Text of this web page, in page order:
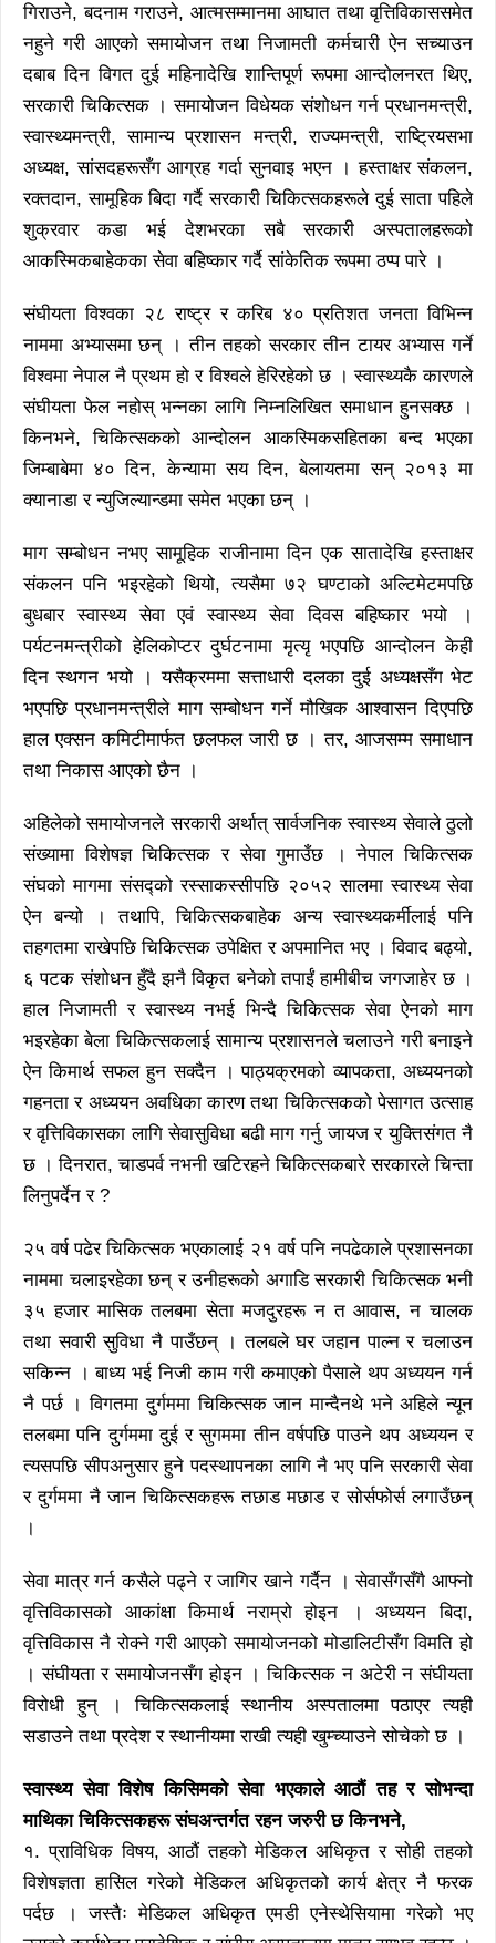
गिराउने, बदनाम गराउने, आत्मसम्मानमा आघात तथा वृत्तिविकाससमेत
नहुने गरी आएको समायोजन तथा निजामती कर्मचारी ऐन सच्याउन
दबाब दिन विगत दुई महिनादेखि शान्तिपूर्ण रूपमा आन्दोलनरत थिए,
सरकारी चिकित्सक । समायोजन विधेयक संशोधन गर्न प्रधानमन्त्री,
स्वास्थ्यमन्त्री, सामान्य प्रशासन मन्त्री, राज्यमन्त्री, राष्ट्रियसभा
अध्यक्ष, सांसदहरूसँग आग्रह गर्दा सुनवाइ भएन । हस्ताक्षर संकलन,
रक्तदान, सामूहिक बिदा गर्दै सरकारी चिकित्सकहरूले दुई साता पहिले
शुक्रवार कडा भई देशभरका सबै सरकारी अस्पतालहरूको
आकस्मिकबाहेकका सेवा बहिष्कार गर्दै सांकेतिक रूपमा ठप्प पारे ।
संघीयता विश्वका २८ राष्ट्र र करिब ४० प्रतिशत जनता विभिन्न
नाममा अभ्यासमा छन् । तीन तहको सरकार तीन टायर अभ्यास गर्ने
विश्वमा नेपाल नै प्रथम हो र विश्वले हेरिरहेको छ । स्वास्थ्यकै कारणले
संघीयता फेल नहोस् भन्नका लागि निम्नलिखित समाधान हुनसक्छ ।
किनभने, चिकित्सकको आन्दोलन आकस्मिकसहितका बन्द भएका
जिम्बाबेमा ४० दिन, केन्यामा सय दिन, बेलायतमा सन् २०१३ मा
क्यानाडा र न्युजिल्यान्डमा समेत भएका छन् ।
माग सम्बोधन नभए सामूहिक राजीनामा दिन एक सातादेखि हस्ताक्षर
संकलन पनि भइरहेको थियो, त्यसैमा ७२ घण्टाको अल्टिमेटमपछि
बुधबार स्वास्थ्य सेवा एवं स्वास्थ्य सेवा दिवस बहिष्कार भयो ।
पर्यटनमन्त्रीको हेलिकोप्टर दुर्घटनामा मृत्यृ भएपछि आन्दोलन केही
दिन स्थगन भयो । यसैक्रममा सत्ताधारी दलका दुई अध्यक्षसँग भेट
भएपछि प्रधानमन्त्रीले माग सम्बोधन गर्ने मौखिक आश्वासन दिएपछि
हाल एक्सन कमिटीमार्फत छलफल जारी छ । तर, आजसम्म समाधान
तथा निकास आएको छैन ।
अहिलेको समायोजनले सरकारी अर्थात् सार्वजनिक स्वास्थ्य सेवाले ठुलो
संख्यामा विशेषज्ञ चिकित्सक र सेवा गुमाउँछ । नेपाल चिकित्सक
संघको मागमा संसद्को रस्साकस्सीपछि २०५२ सालमा स्वास्थ्य सेवा
ऐन बन्यो । तथापि, चिकित्सकबाहेक अन्य स्वास्थ्यकर्मीलाई पनि
तहगतमा राखेपछि चिकित्सक उपेक्षित र अपमानित भए । विवाद बढ्यो,
६ पटक संशोधन हुँदै झनै विकृत बनेको तपाईं हामीबीच जगजाहेर छ ।
हाल निजामती र स्वास्थ्य नभई भिन्दै चिकित्सक सेवा ऐनको माग
भइरहेका बेला चिकित्सकलाई सामान्य प्रशासनले चलाउने गरी बनाइने
ऐन किमार्थ सफल हुन सक्दैन । पाठ्यक्रमको व्यापकता, अध्ययनको
गहनता र अध्ययन अवधिका कारण तथा चिकित्सकको पेसागत उत्साह
र वृत्तिविकासका लागि सेवासुविधा बढी माग गर्नु जायज र युक्तिसंगत नै
छ । दिनरात, चाडपर्व नभनी खटिरहने चिकित्सकबारे सरकारले चिन्ता
लिनुपर्देन र ?
२५ वर्ष पढेर चिकित्सक भएकालाई २१ वर्ष पनि नपढेकाले प्रशासनका
नाममा चलाइरहेका छन् र उनीहरूको अगाडि सरकारी चिकित्सक भनी
३५ हजार मासिक तलबमा सेता मजदुरहरू न त आवास, न चालक
तथा सवारी सुविधा नै पाउँछन् । तलबले घर जहान पाल्न र चलाउन
सकिन्न । बाध्य भई निजी काम गरी कमाएको पैसाले थप अध्ययन गर्न
नै पर्छ । विगतमा दुर्गममा चिकित्सक जान मान्दैनथे भने अहिले न्यून
तलबमा पनि दुर्गममा दुई र सुगममा तीन वर्षपछि पाउने थप अध्ययन र
त्यसपछि सीपअनुसार हुने पदस्थापनका लागि नै भए पनि सरकारी सेवा
र दुर्गममा नै जान चिकित्सकहरू तछाड मछाड र सोर्सफोर्स लगाउँछन्
।
सेवा मात्र गर्न कसैले पढ्ने र जागिर खाने गर्दैन । सेवासँगसँगै आफ्नो
वृत्तिविकासको आकांक्षा किमार्थ नराम्रो होइन । अध्ययन बिदा,
वृत्तिविकास नै रोक्ने गरी आएको समायोजनको मोडालिटीसँग विमति हो
। संघीयता र समायोजनसँग होइन । चिकित्सक न अटेरी न संघीयता
विरोधी हुन् । चिकित्सकलाई स्थानीय अस्पतालमा पठाएर त्यही
सडाउने तथा प्रदेश र स्थानीयमा राखी त्यही खुम्च्याउने सोचेको छ ।
स्वास्थ्य सेवा विशेष किसिमको सेवा भएकाले आठौं तह र सोभन्दा
माथिका चिकित्सकहरू संघअन्तर्गत रहन जरुरी छ किनभने,
१. प्राविधिक विषय, आठौं तहको मेडिकल अधिकृत र सोही तहको
विशेषज्ञता हासिल गरेको मेडिकल अधिकृतको कार्य क्षेत्र नै फरक
पर्दछ । जस्तैः मेडिकल अधिकृत एमडी एनेस्थेसियामा गरेको भए